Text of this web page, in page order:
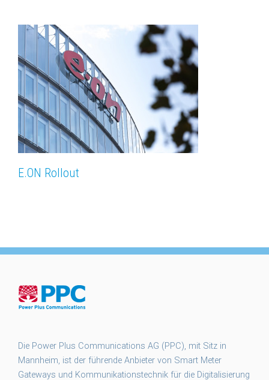
E.ON Rollout
Die Power Plus Communications AG (PPC), mit Sitz in
Mannheim, ist der führende Anbieter von Smart Meter
Gateways und Kommunikationstechnik für die Digitalisierung